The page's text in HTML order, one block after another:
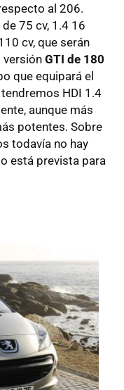
al 206.
75 cv, 1.4 16
cv, que serán
versión GTI de 180
que equipará el
HDI 1.4
aunque más
potentes. Sobre
todavía no hay
está prevista para